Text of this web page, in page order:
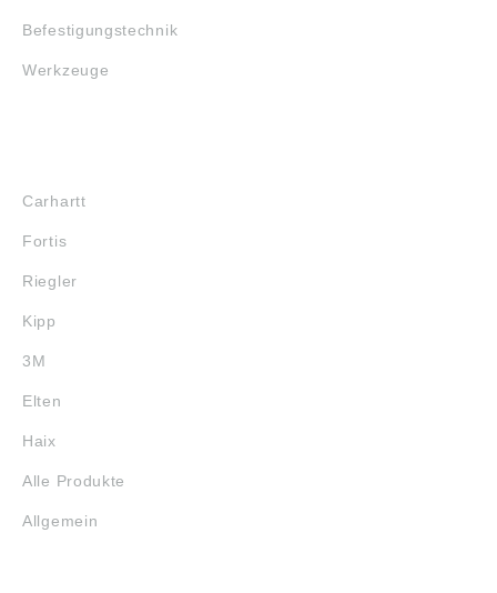
Befestigungstechnik
Werkzeuge
Carhartt
Fortis
Riegler
Kipp
3M
Elten
Haix
Alle Produkte
Allgemein